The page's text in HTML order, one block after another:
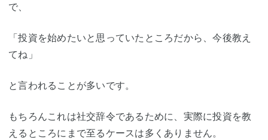
で、
「投資を始めたいと思っていたところだから、今後教え
てね」
と言われることが多いです。
もちろんこれは社交辞令であるために、実際に投資を教
えるところにまで至るケースは多くありません。